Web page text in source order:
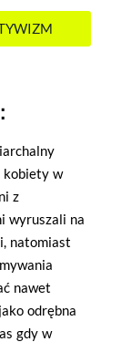
kobiety w
z
wyruszali na
natomiast
nawet
odrębna
gdy w